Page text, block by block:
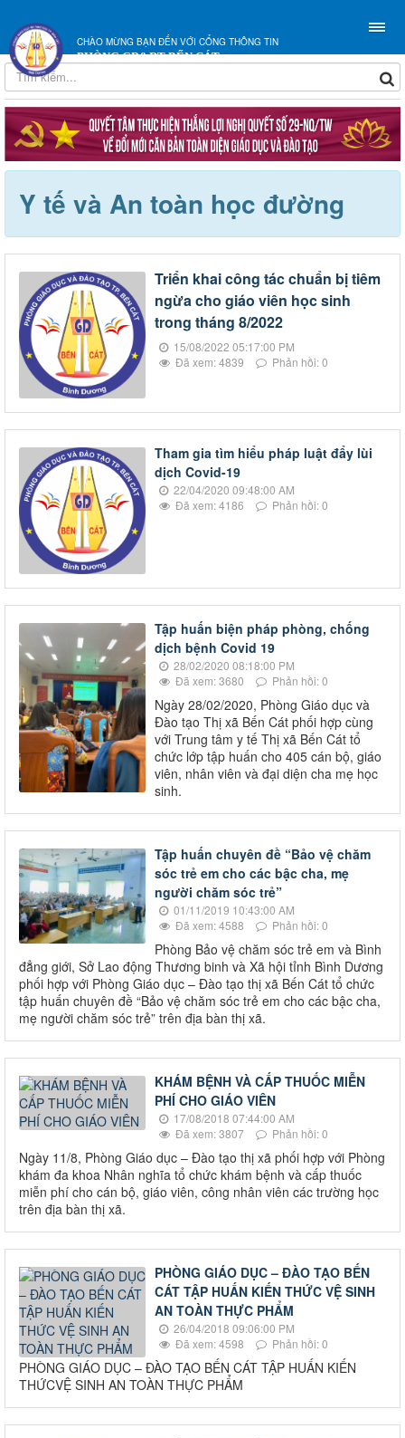
CHÀO MỪNG BẠN ĐẾN VỚI CỔNG THÔNG TIN
PHÒNG GD&ĐT BẾN CÁT
Y tế và An toàn học đường
Triển khai công tác chuẩn bị tiêm
ngừa cho giáo viên học sinh
trong tháng 8/2022
15/08/2022 05:17:00 PM
Đã xem: 4839
Phản hồi: 0
Tham gia tìm hiểu pháp luật đẩy lùi
dịch Covid-19
22/04/2020 09:48:00 AM
Đã xem: 4186
Phản hồi: 0
Tập huấn biện pháp phòng, chống
dịch bệnh Covid 19
28/02/2020 08:18:00 PM
Đã xem: 3680
Phản hồi: 0
Ngày 28/02/2020, Phòng Giáo dục và
Đào tạo Thị xã Bến Cát phối hợp cùng
với Trung tâm y tế Thị xã Bến Cát tổ
chức lớp tập huấn cho 405 cán bộ, giáo
viên, nhân viên và đại diện cha mẹ học
sinh.
Tập huấn chuyên đề “Bảo vệ chăm
sóc trẻ em cho các bậc cha, mẹ
người chăm sóc trẻ”
01/11/2019 10:43:00 AM
Đã xem: 4588
Phản hồi: 0
Phòng Bảo vệ chăm sóc trẻ em và Bình
đẳng giới, Sở Lao động Thương binh và Xã hội tỉnh Bình Dương
phối hợp với Phòng Giáo dục – Đào tạo thị xã Bến Cát tổ chức
tập huấn chuyên đề “Bảo vệ chăm sóc trẻ em cho các bậc cha,
mẹ người chăm sóc trẻ” trên địa bàn thị xã.
KHÁM BỆNH VÀ CẤP THUỐC MIỄN
PHÍ CHO GIÁO VIÊN
17/08/2018 07:44:00 AM
Đã xem: 3807
Phản hồi: 0
Ngày 11/8, Phòng Giáo dục – Đào tạo thị xã phối hợp với Phòng
khám đa khoa Nhân nghĩa tổ chức khám bệnh và cấp thuốc
miễn phí cho cán bộ, giáo viên, công nhân viên các trường học
trên địa bàn thị xã.
PHÒNG GIÁO DỤC – ĐÀO TẠO BẾN
CÁT TẬP HUẤN KIẾN THỨC VỆ SINH
AN TOÀN THỰC PHẨM
26/04/2018 09:06:00 PM
Đã xem: 4598
Phản hồi: 0
PHÒNG GIÁO DỤC – ĐÀO TẠO BẾN CÁT TẬP HUẤN KIẾN
THỨCVỆ SINH AN TOÀN THỰC PHẨM